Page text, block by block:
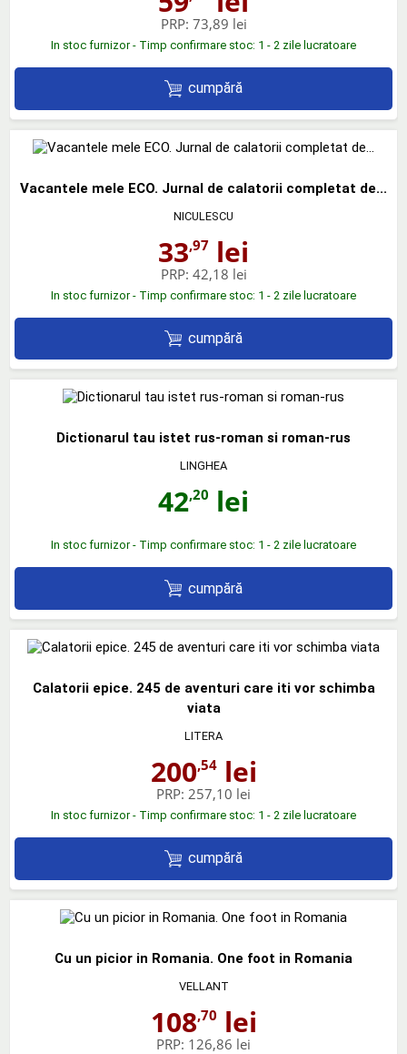
PRP: 73,89 lei
In stoc furnizor - Timp confirmare stoc: 1 - 2 zile lucratoare
cumpără
Vacantele mele ECO. Jurnal de calatorii completat de...
NICULESCU
33,97 lei
PRP: 42,18 lei
In stoc furnizor - Timp confirmare stoc: 1 - 2 zile lucratoare
cumpără
Dictionarul tau istet rus-roman si roman-rus
LINGHEA
42,20 lei
In stoc furnizor - Timp confirmare stoc: 1 - 2 zile lucratoare
cumpără
Calatorii epice. 245 de aventuri care iti vor schimba
viata
LITERA
200,54lei
PRP: 257,10 lei
In stoc furnizor - Timp confirmare stoc: 1 - 2 zile lucratoare
cumpără
Cu un picior in Romania. One foot in Romania
VELLANT
108,70 lei
PRP: 126,86 lei